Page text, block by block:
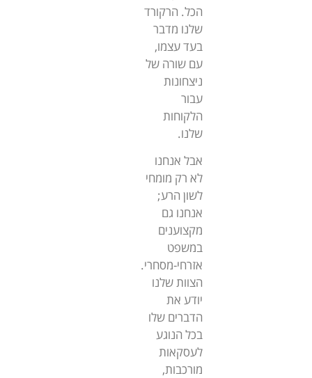
הכל. הרקורד
שלנו מדבר
בעד עצמו,
עם שורה של
ניצחונות
עבור
הלקוחות
שלנו.
אבל אנחנו
לא רק מומחי
לשון הרע;
אנחנו גם
מקצוענים
במשפט
אזרחי-מסחרי.
הצוות שלנו
יודע את
הדברים שלו
בכל הנוגע
לעסקאות
מורכבות,